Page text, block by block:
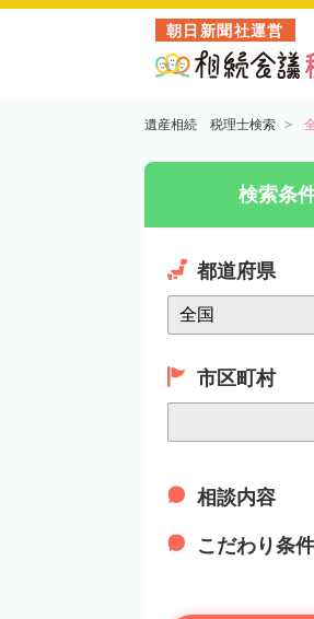
朝日新聞社運営
遺産相続 税理士検索
検索条
都道府県
市区町村
相談内容
こだわり条件